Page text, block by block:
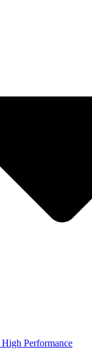
High Performance